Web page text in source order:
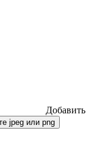
Добавить